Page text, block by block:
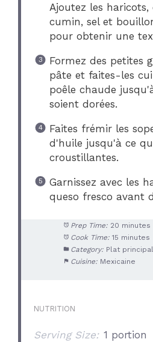
Ajoutez les haricots,
cumin, sel et
pour obtenir une
Formez des petites
pâte et faites-les
poêle chaude
soient dorées.
Faites frémir les
d'huile jusqu'à ce
croustillantes.
Garnissez avec les
queso fresco avant
Prep Time: 20 minutes
Cook Time: 15 minutes
Category: Plat principal
Cuisine: Mexicaine
NUTRITION
Serving Size: 1 portion